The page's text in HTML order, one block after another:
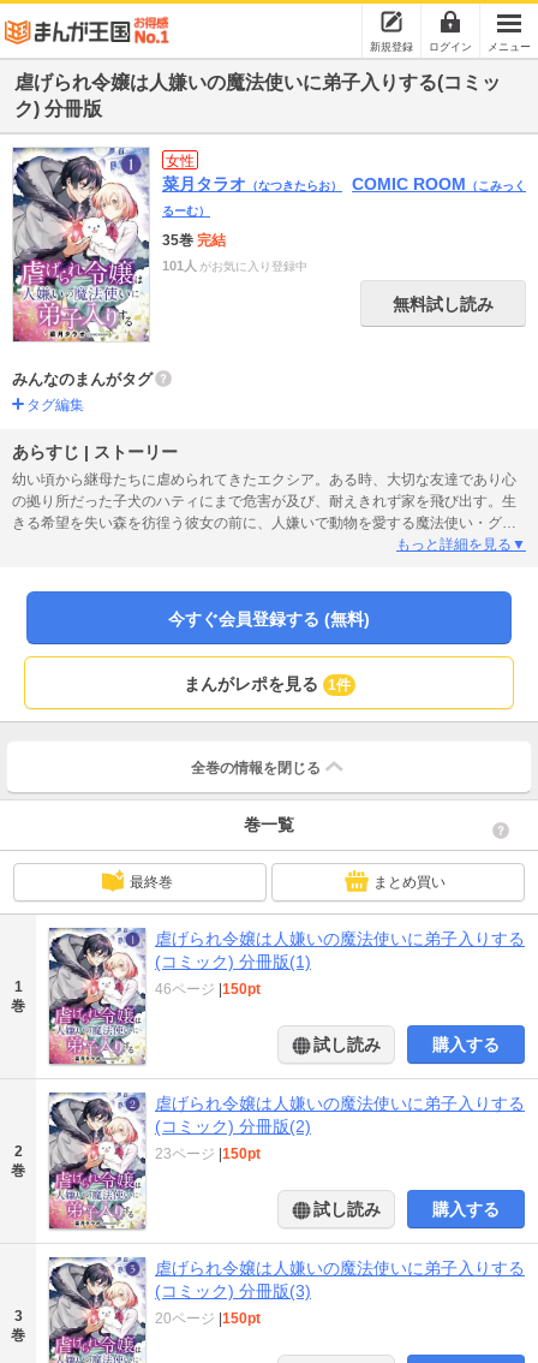
新規登録 ログイン メニュー
虐げられ令嬢は人嫌いの魔法使いに弟子入りする(コミッ
ク) 分冊版
女性
菜月タラオ （なつきたらお） COMIC ROOM （こみっく
るーむ）
35巻 完結
101人 がお気に入り登録中
無料試し読み
みんなのまんがタグ
タグ編集
あらすじ | ストーリー
幼い頃から継母たちに虐められてきたエクシア。ある時、大切な友達であり心
の拠り所だった子犬のハティにまで危害が及び、耐えきれず家を飛び出す。生
きる希望を失い森を彷徨う彼女の前に、人嫌いで動物を愛する魔法使い・グラ
もっと詳細を見る▼
今すぐ会員登録する (無料)
まんがレポを見る 1件
全巻の情報を 閉じる
巻一覧
最終巻 まとめ買い
1
巻
虐げられ令嬢は人嫌いの魔法使いに弟子入りする
(コミック) 分冊版(1)
46ページ |150pt
試し読み 購入する
2
巻
虐げられ令嬢は人嫌いの魔法使いに弟子入りする
(コミック) 分冊版(2)
23ページ |150pt
試し読み 購入する
3
巻
虐げられ令嬢は人嫌いの魔法使いに弟子入りする
(コミック) 分冊版(3)
20ページ |150pt